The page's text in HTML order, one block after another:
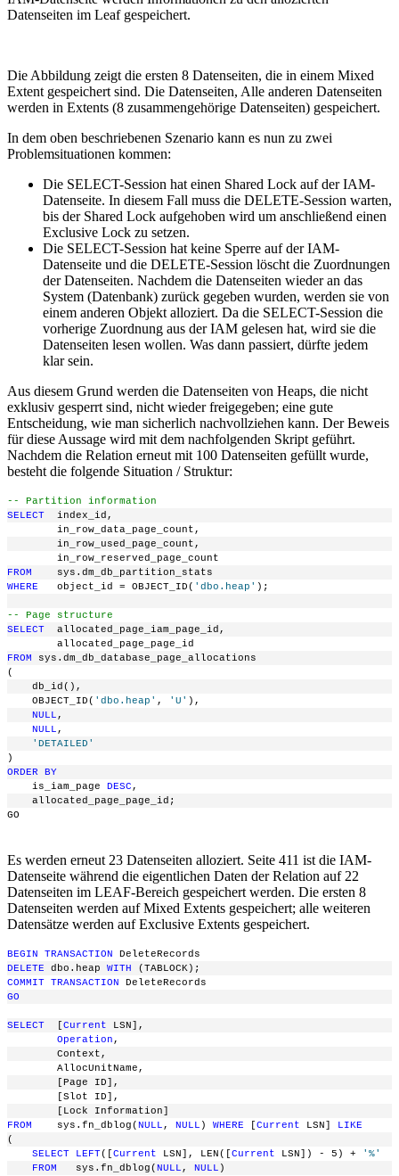
Datenseiten im Leaf gespeichert.
Die Abbildung zeigt die ersten 8 Datenseiten, die in einem Mixed
Extent gespeichert sind. Die Datenseiten, Alle anderen Datenseiten
werden in Extents (8 zusammengehörige Datenseiten) gespeichert.
In dem oben beschriebenen Szenario kann es nun zu zwei
Problemsituationen kommen:
Die SELECT-Session hat einen Shared Lock auf der IAM-
Datenseite. In diesem Fall muss die DELETE-Session warten,
bis der Shared Lock aufgehoben wird um anschließend einen
Exclusive Lock zu setzen.
Die SELECT-Session hat keine Sperre auf der IAM-
Datenseite und die DELETE-Session löscht die Zuordnungen
der Datenseiten. Nachdem die Datenseiten wieder an das
System (Datenbank) zurück gegeben wurden, werden sie von
einem anderen Objekt alloziert. Da die SELECT-Session die
vorherige Zuordnung aus der IAM gelesen hat, wird sie die
Datenseiten lesen wollen. Was dann passiert, dürfte jedem
klar sein.
Aus diesem Grund werden die Datenseiten von Heaps, die nicht
exklusiv gesperrt sind, nicht wieder freigegeben; eine gute
Entscheidung, wie man sicherlich nachvollziehen kann. Der Beweis
für diese Aussage wird mit dem nachfolgenden Skript geführt.
Nachdem die Relation erneut mit 100 Datenseiten gefüllt wurde,
besteht die folgende Situation / Struktur:
-- Partition information
SELECT
  index_id,
        in_row_data_page_count,
        in_row_used_page_count,
        in_row_reserved_page_count
FROM
    sys.dm_db_partition_stats
WHERE
   object_id = OBJECT_ID(
'dbo.heap' );
-- Page structure
SELECT
  allocated_page_iam_page_id,
        allocated_page_page_id
FROM
sys.dm_db_database_page_allocations
(
    db_id(),
    OBJECT_ID(
'dbo.heap' , 'U' ),
NULL ,
NULL ,
'DETAILED'
)
ORDER
BY
    is_iam_page
DESC ,
    allocated_page_page_id;
GO
Es werden erneut 23 Datenseiten alloziert. Seite 411 ist die IAM-
Datenseite während die eigentlichen Daten der Relation auf 22
Datenseiten im LEAF-Bereich gespeichert werden. Die ersten 8
Datenseiten werden auf Mixed Extents gespeichert; alle weiteren
Datensätze werden auf Exclusive Extents gespeichert.
BEGIN TRANSACTION
DeleteRecords
DELETE dbo.heap WITH
(TABLOCK);
COMMIT TRANSACTION
DeleteRecords
GO
SELECT Current LSN],
Operation ,
        Context,
        AllocUnitName,
        [Page ID],
        [Slot ID],
        [Lock Information]
FROM
    sys.fn_dblog(
NULL , NULL ) WHERE Current LSN]
LIKE
(
SELECT
LEFT([ Current LSN], LEN([ Current LSN]) - 5) +
'%'
FROM
   sys.fn_dblog(
NULL , NULL )